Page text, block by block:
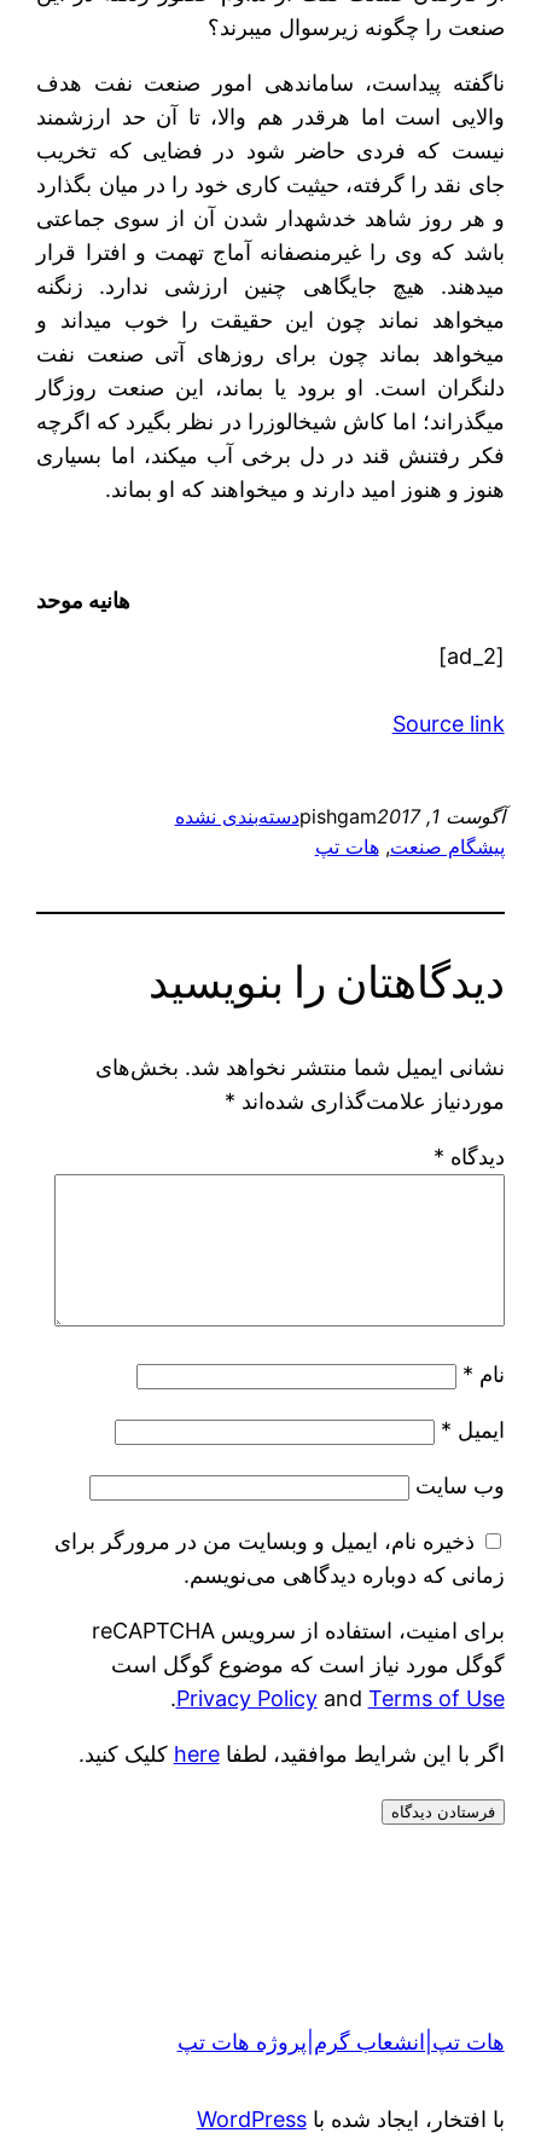
صنعت را چگونه زیرسوال می‎برند؟
ناگفته پیداست، ساماندهی امور صنعت نفت هدف
والایی است اما هرقدر هم والا، تا آن حد ارزشمند
نیست که فردی حاضر شود در فضایی که تخریب
جای نقد را گرفته، حیثیت کاری خود را در میان بگذارد
و هر روز شاهد خدشه‎دار شدن آن از سوی جماعتی
باشد که وی را غیرمنصفانه آماج تهمت و افترا قرار
می‎دهند. هیچ جایگاهی چنین ارزشی ندارد. زنگنه
می‏خواهد نماند چون این حقیقت را خوب می‎داند و
می‎خواهد بماند چون برای روزهای آتی صنعت نفت
دل‎نگران است. او برود یا بماند، این صنعت روزگار
می‎گذراند؛ اما کاش شیخ‎الوزرا در نظر بگیرد که اگرچه
فکر رفتنش قند در دل برخی آب می‎کند، اما بسیاری
هنوز و هنوز امید دارند و می‎خواهند که او بماند.
هانیه موحد
[ad_2]
Source link
آگوست 1, 2017 pishgamدسته‌بندی نشده
پیشگام صنعت, هات تپ
دیدگاهتان را بنویسید
نشانی ایمیل شما منتشر نخواهد شد. بخش‌های
موردنیاز علامت‌گذاری شده‌اند *
دیدگاه *
نام *
ایمیل *
وب‌ سایت
ذخیره نام، ایمیل و وبسایت من در مرورگر برای
زمانی که دوباره دیدگاهی می‌نویسم.
برای امنیت، استفاده از سرویس reCAPTCHA
گوگل مورد نیاز است که موضوع گوگل است
Privacy Policyand Terms of Use
.
اگر با این شرایط موافقید، لطفاhere کلیک کنید.
هات تپ|انشعاب گرم|پروژه هات تپ
با افتخار، ایجاد شده باWordPress